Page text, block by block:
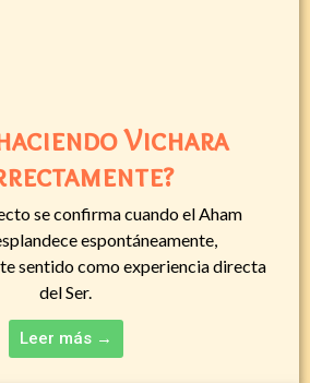
Vichara
se confirma cuando el Aham
espontáneamente,
sentido como experiencia directa
del Ser.
Leer más →